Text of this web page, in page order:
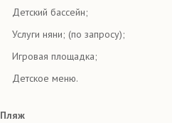
Детский бассейн;
Услуги няни; (по запросу);
Игровая площадка;
Детское меню.
Пляж